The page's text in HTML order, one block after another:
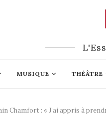
MUSIQUE THÉÂTRE
Chamfort : « J’ai appris à